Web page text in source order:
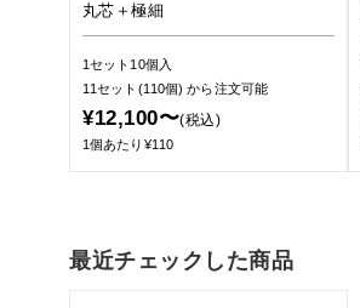
丸芯＋極細
1セット10個入
11セット(110個)から注文可能
¥12,100〜(税込)
1個あたり¥110
最近チェックした商品